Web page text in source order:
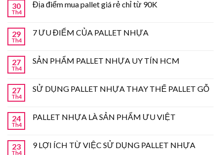
30
Th4
Địa điểm mua pallet giá rẻ chỉ từ 90K
29
Th4
7 ƯU ĐIỂM CỦA PALLET NHỰA
27
Th4
SẢN PHẨM PALLET NHỰA UY TÍN HCM
27
Th4
SỬ DỤNG PALLET NHỰA THAY THẾ PALLET GỖ
24
Th4
PALLET NHỰA LÀ SẢN PHẨM ƯU VIỆT
23
Th4
9 LỢI ÍCH TỪ VIỆC SỬ DỤNG PALLET NHỰA